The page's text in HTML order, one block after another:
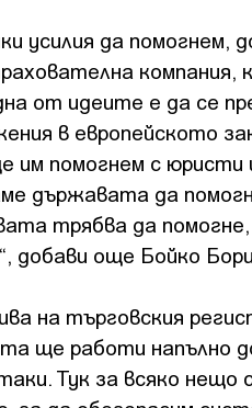
усилия да помогнем,
компания,
от идеите е да се
в европейското
им помогнем с
държавата да
трябва да
добави още Бойко
на търговския
ще работи напълно
Тук за всяко нещо